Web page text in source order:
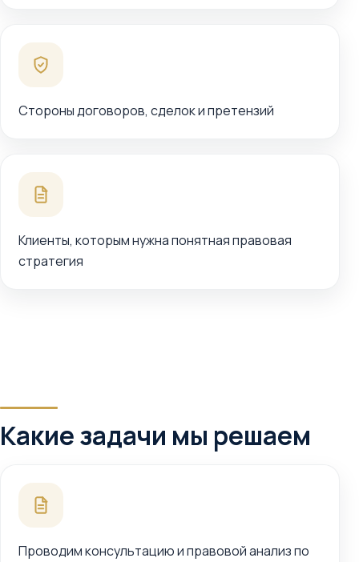
Стороны договоров, сделок и претензий
Клиенты, которым нужна понятная правовая
стратегия
Какие задачи мы решаем
Проводим консультацию и правовой анализ по